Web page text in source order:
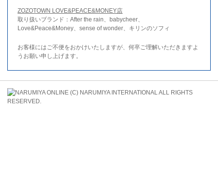
ZOZOTOWN LOVE&PEACE&MONEY店
取り扱いブランド：After the rain、babycheer、
Love&Peace&Money、sense of wonder、キリンのソフィ
お客様にはご不便をおかけいたしますが、何卒ご理解いただきますよ
うお願い申し上げます。